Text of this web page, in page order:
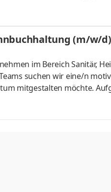
Aufgaben Wartung,
und
gewerblichen Bereich
Arbeiten (m/w/d)
im Bereich Sanitär,
suchen wir eine/n
mitgestalten möchte.
Bank, Kasse) Erstellung
Pflege der
an Krankenkassen,